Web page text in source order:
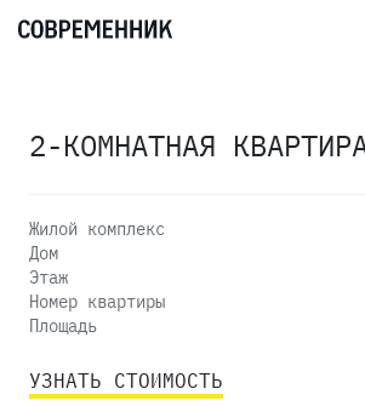
2-КОМНАТНАЯ
Жилой комплекс
Дом
Этаж
Номер квартиры
Площадь
УЗНАТЬ СТОИМОСТЬ